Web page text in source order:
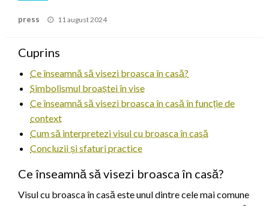
press
Posted
11 august 2024
Cuprins
Ce înseamnă să visezi broasca în casă?
Simbolismul broaștei în vise
Ce înseamnă să visezi broasca în casă în funcție de
context
Cum să interpretezi visul cu broasca în casă
Concluzii și sfaturi practice
Ce înseamnă să visezi broasca în casă?
Visul cu broasca în casă este unul dintre cele mai comune